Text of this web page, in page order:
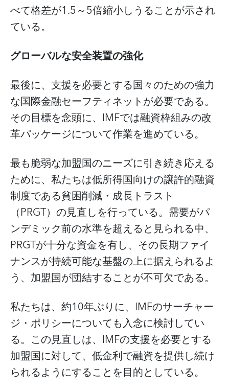
べて格差が1.5～5倍縮小しうることが示され
ている。
グローバルな安全装置の強化
最後に、支援を必要とする国々のための強力
な国際金融セーフティネットが必要である。
その目標を念頭に、IMFでは融資枠組みの改
革パッケージについて作業を進めている。
最も脆弱な加盟国のニーズに引き続き応える
ために、私たちは低所得国向けの譲許的融資
制度である貧困削減・成長トラスト
（PRGT）の見直しを行っている。需要がパ
ンデミック前の水準を超えると見られる中、
PRGTが十分な資金を有し、その長期ファイ
ナンスが持続可能な基盤の上に据えられるよ
う、加盟国が団結することが不可欠である。
私たちは、約10年ぶりに、IMFのサーチャー
ジ・ポリシーについても入念に検討してい
る。この見直しは、IMFの支援を必要とする
加盟国に対して、低金利で融資を提供し続け
られるようにすることを目的としている。